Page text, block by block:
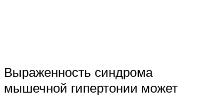
Выраженность синдрома
мышечной гипертонии может